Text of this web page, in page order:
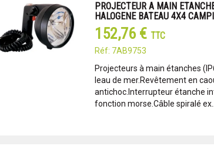
PROJECTEUR A MAIN
HALOGENE BATEAU 4X4
152,76 € TTC
Réf: 7AB9753
Projecteurs à main étanches
leau de mer.Revêtement en
antichoc.Interrupteur étanche
fonction morse.Câble spiralé ex...